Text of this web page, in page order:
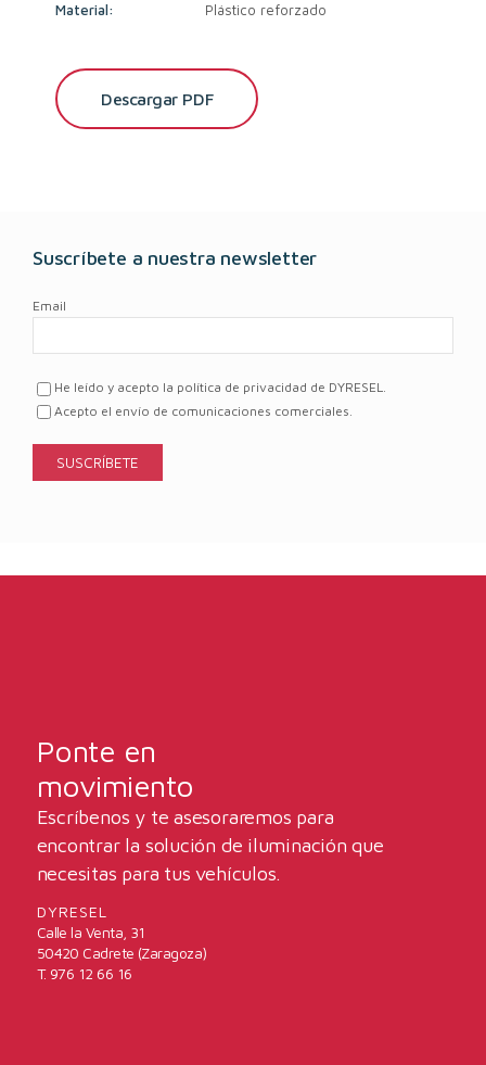
Material:
Plástico reforzado
Descargar PDF
Suscríbete a nuestra newsletter
Email
He leído y acepto la política de privacidad de DYRESEL.
Acepto el envío de comunicaciones comerciales.
Ponte en
movimiento
Escríbenos y te asesoraremos para
encontrar la solución de iluminación que
necesitas para tus vehículos.
DYRESEL
Calle la Venta, 31
50420 Cadrete (Zaragoza)
T. 976 12 66 16